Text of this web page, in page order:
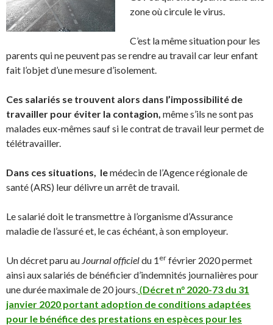
zone où circule le virus.
C’est la même situation pour les
parents qui ne peuvent pas se rendre au travail car leur enfant
fait l’objet d’une mesure d’isolement.
Ces salariés se trouvent alors dans l’impossibilité de
travailler pour éviter la contagion, même s’ils ne sont pas
malades eux-mêmes sauf si le contrat de travail leur permet de
télétravailler.
Dans ces situations, lemédecin de l’Agence régionale de
santé (ARS) leur délivre un arrêt de travail.
Le salarié doit le transmettre à l’organisme d’Assurance
maladie de l’assuré et, le cas échéant, à son employeur.
Un décret paru au Journal officieldu 1 er février 2020 permet
ainsi aux salariés de bénéficier d’indemnités journalières pour
une durée maximale de 20 jours.(Décret n° 2020-73 du 31
janvier 2020 portant adoption de conditions adaptées
pour le bénéfice des prestations en espèces pour les